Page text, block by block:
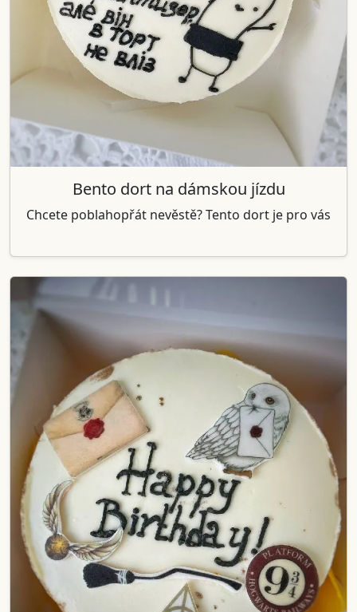
Bento dort na dámskou jízdu
Chcete poblahopřát nevěstě? Tento dort je pro vás